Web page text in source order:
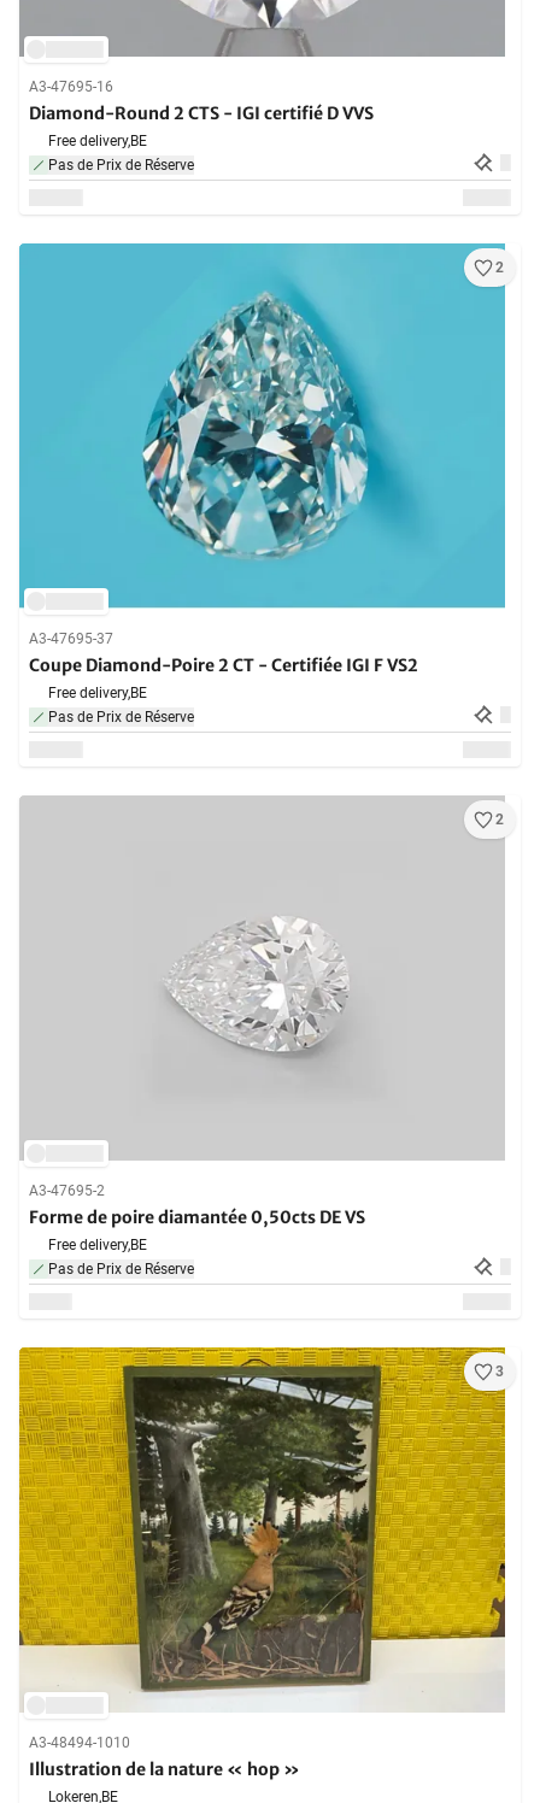
A3-47695-16
Diamond-Round 2 CTS - IGI certifié D VVS
Free delivery,BE
Pas de Prix de Réserve
2
A3-47695-37
Coupe Diamond-Poire 2 CT - Certifiée IGI F VS2
Free delivery,BE
Pas de Prix de Réserve
2
A3-47695-2
Forme de poire diamantée 0,50cts DE VS
Free delivery,BE
Pas de Prix de Réserve
3
A3-48494-1010
Illustration de la nature « hop »
Lokeren,BE